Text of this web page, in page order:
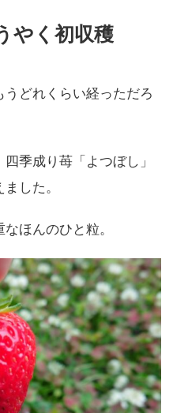
やく初収穫
どれくらい経っただろ
季成り苺「よつぼし」
した。
ほんのひと粒。